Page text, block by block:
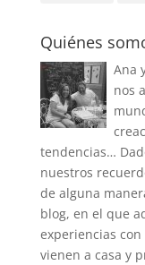
Quiénes
Ana
nos
tendencias…
nuestros
de alguna
blog, en el que
experiencias
vienen a casa y